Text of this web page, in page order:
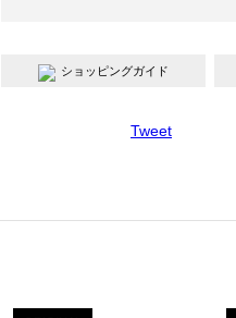
ショッピングガイド
Tweet